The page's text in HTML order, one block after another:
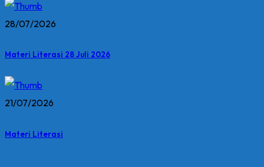
28/07/2026
Materi Literasi 28 Juli 2026
21/07/2026
Materi Literasi